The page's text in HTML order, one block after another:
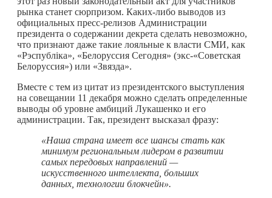
рынка станет сюрпризом. Каких-либо выводов из
официальных пресс-релизов Администрации
президента о содержании декрета сделать невозможно,
что признают даже такие лояльные к власти СМИ, как
«Рэспубліка», «Белоруссия Сегодня» (экс-«Советская
Белоруссия») или «Звязда».
Вместе с тем из цитат из президентского выступления
на совещании 11 декабря можно сделать определенные
выводы об уровне амбиций Лукашенко и его
администрации. Так, президент высказал фразу:
«Наша страна имеет все шансы стать как
минимум региональным лидером в развитии
самых передовых направлений —
искусственного интеллекта, больших
данных, технологии блокчейн».